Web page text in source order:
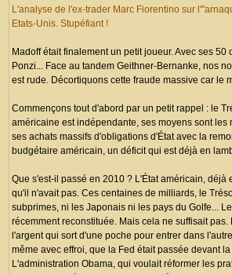
L'analyse de l'ex-trader Marc Fiorentino sur
Etats-Unis. Stupéfiant !
Madoff était finalement un petit joueur. Avec ses
Ponzi... Face au tandem Geithner-Bernanke, nos
est rude. Décortiquons cette fraude massive car le
Commençons tout d'abord par un petit rappel : le
américaine est indépendante, ses moyens sont
ses achats massifs d'obligations d'État avec la
budgétaire américain, un déficit qui est déjà en
Que s'est-il passé en 2010 ? L'État américain,
qu'il n'avait pas. Ces centaines de milliards, le
subprimes, ni les Japonais ni les pays du Golfe...
récemment reconstituée. Mais cela ne suffisait
l'argent qui sort d'une poche pour entrer dans
même avec effroi, que la Fed était passée devant
L'administration Obama, qui voulait réformer les